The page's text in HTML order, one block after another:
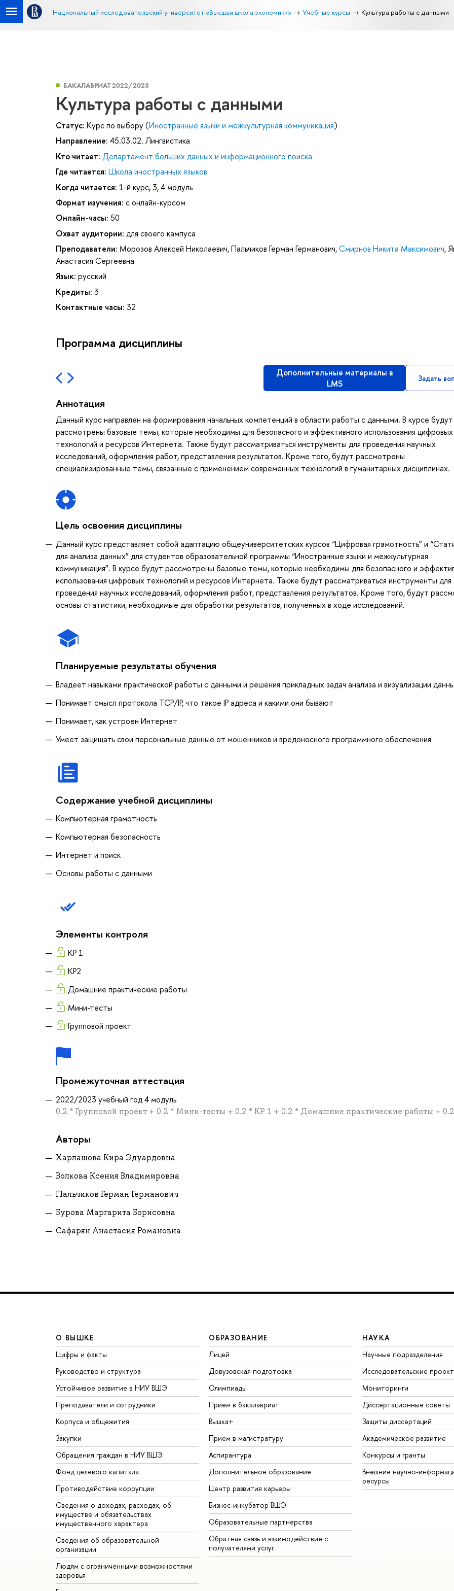
Национальный исследовательский университет «Высшая школа экономики» Учебные курсы Культура работы с данными
БАКАЛАВРИАТ 2022/2023
Культура работы с данными
Статус: Курс по выбору (Иностранные языки и межкультурная коммуникация)
Направление: 45.03.02. Лингвистика
Кто читает: Департамент больших данных и информационного поиска
Где читается: Школа иностранных языков
Когда читается: 1-й курс, 3, 4 модуль
Формат изучения: с онлайн-курсом
Онлайн-часы: 50
Охват аудитории: для своего кампуса
Преподаватели: Морозов Алексей Николаевич,Пальчиков Герман Германович,Смирнов Никита Максимович,
Анастасия Сергеевна
Язык: русский
Кредиты: 3
Контактные часы: 32
Программа дисциплины
Дополнительные материалы в
LMS
Задать
Аннотация
Данный курс направлен на формирования начальных компетенций в области работы с данными. В курсе будут
рассмотрены базовые темы, которые необходимы для безопасного и эффективного использования цифровых
технологий и ресурсов Интернета. Также будут рассматриваться инструменты для проведения научных
исследований, оформления работ, представления результатов. Кроме того, будут рассмотрены
специализированные темы, связанные с применением современных технологий в гуманитарных дисциплинах.
Цель освоения дисциплины
Данный курс представляет собой адаптацию общеуниверситетских курсов “Цифровая грамотность” и
для анализа данных” для студентов образовательной программы “Иностранные языки и межкультурная
коммуникация”. В курсе будут рассмотрены базовые темы, которые необходимы для безопасного и
использования цифровых технологий и ресурсов Интернета. Также будут рассматриваться инструменты для
проведения научных исследований, оформления работ, представления результатов. Кроме того, будут
основы статистики, необходимые для обработки результатов, полученных в ходе исследований.
Планируемые результаты обучения
Владеет навыками практической работы с данными и решения прикладных задач анализа и визуализации
Понимает смысл протокола TCP/IP, что такое IP адреса и какими они бывают
Понимает, как устроен Интернет
Умеет защищать свои персональные данные от мошенников и вредоносного программного обеспечения
Содержание учебной дисциплины
Компьютерная грамотность
Компьютерная безопасность
Интернет и поиск
Основы работы с данными
Элементы контроля
КР 1
КР2
Домашние практические работы
Мини-тесты
Групповой проект
Промежуточная аттестация
2022/2023 учебный год 4 модуль
0.2 * Групповой проект + 0.2 * Мини-тесты + 0.2 * КР 1 + 0.2 * Домашние практические работы +
Авторы
Харлашова Кира Эдуардовна
Волкова Ксения Владимировна
Пальчиков Герман Германович
Бурова Маргарита Борисовна
Сафарян Анастасия Романовна
О ВЫШКЕ
Цифры и факты
Руководство и структура
Устойчивое развитие в НИУ ВШЭ
Преподаватели и сотрудники
Корпуса и общежития
Закупки
Обращения граждан в НИУ ВШЭ
Фонд целевого капитала
Противодействие коррупции
Сведения о доходах, расходах, об
имуществе и обязательствах
имущественного характера
Сведения об образовательной
организации
Людям с ограниченными возможностями
здоровья
ОБРАЗОВАНИЕ
Лицей
Довузовская подготовка
Олимпиады
Прием в бакалавриат
Вышка+
Прием в магистратуру
Аспирантура
Дополнительное образование
Центр развития карьеры
Бизнес-инкубатор ВШЭ
Образовательные партнерства
Обратная связь и взаимодействие с
получателями услуг
НАУКА
Научные подразделения
Исследовательские
Мониторинги
Диссертационные советы
Защиты диссертаций
Академическое развитие
Конкурсы и гранты
Внешние научно-
ресурсы